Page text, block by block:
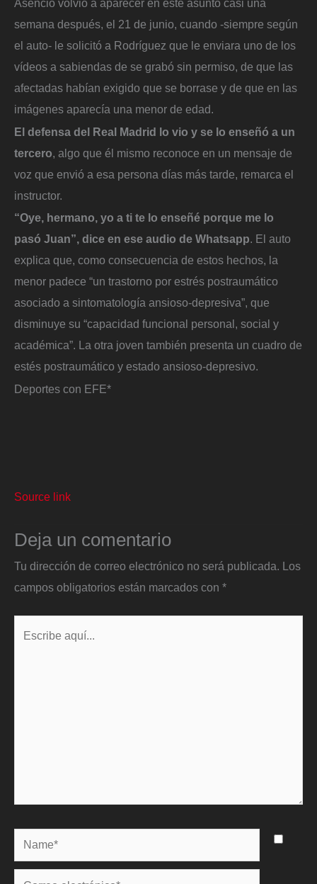
Asencio volvió a aparecer en este asunto casi una
semana después, el 21 de junio, cuando -siempre según
el auto- le solicitó a Rodríguez que le enviara uno de los
vídeos a sabiendas de se grabó sin permiso, de que las
afectadas habían exigido que se borrase y de que en las
imágenes aparecía una menor de edad.
El defensa del Real Madrid lo vio y se lo enseñó a un
tercero, algo que él mismo reconoce en un mensaje de
voz que envió a esa persona días más tarde, remarca el
instructor.
“Oye, hermano, yo a ti te lo enseñé porque me lo
pasó Juan”, dice en ese audio de Whatsapp. El auto
explica que, como consecuencia de estos hechos, la
menor padece “un trastorno por estrés postraumático
asociado a sintomatología ansioso-depresiva”, que
disminuye su “capacidad funcional personal, social y
académica”. La otra joven también presenta un cuadro de
estés postraumático y estado ansioso-depresivo.
Deportes con EFE*
Source link
Deja un comentario
Tu dirección de correo electrónico no será publicada.
Los
campos obligatorios están marcados con *
Name*
Correo